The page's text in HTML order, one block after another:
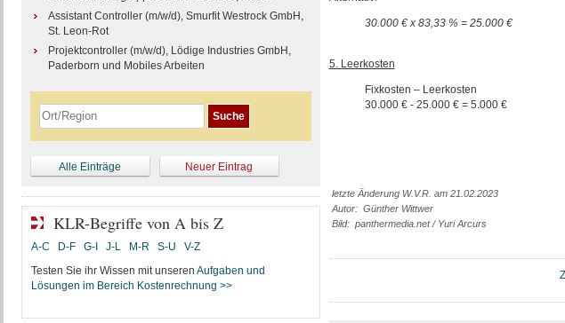
30.000 € x 83,33 % = 25.000 €
5. Leerkosten
Fixkosten – Leerkosten
30.000 € - 25.000 € = 5.000 €
letzte Änderung W.V.R. am 21.02.2023
Autor: Günther Wittwer
Bild: panthermedia.net / Yuri Arcurs
Assistant Controller (m/w/d), Smurfit Westrock GmbH,
St. Leon-Rot
Projektcontroller (m/w/d), Lödige Industries GmbH,
Paderborn und Mobiles Arbeiten
Alle Einträge Neuer Eintrag
KLR-Begriffe von A bis Z
A-C D-F G-I J-L M-R S-U
V-Z
Testen Sie ihr Wissen mit unseren Aufgaben und
Lösungen im Bereich Kostenrechnung >>